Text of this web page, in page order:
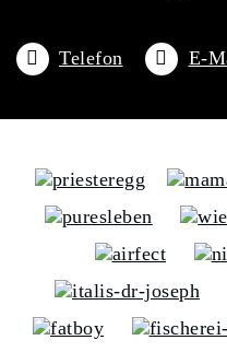
Telefon E-